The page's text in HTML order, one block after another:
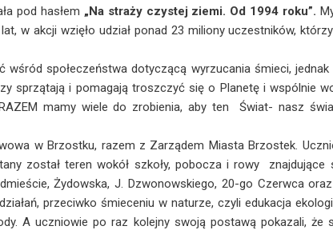
pod hasłem „Na straży czystej ziemi. Od 1994 roku”.
w akcji wzięło udział ponad 23 miliony uczestników,
społeczeństwa dotyczącą wyrzucania śmieci, jednak
sprzątają i pomagają troszczyć się o Planetę i wspólnie
mamy wiele do zrobienia, aby ten Świat- nasz
w Brzostku, razem z Zarządem Miasta Brzostek.
został teren wokół szkoły, pobocza i rowy
Żydowska, J. Dzwonowskiego, 20-go Czerwca
przeciwko śmieceniu w naturze, czyli edukacja
A uczniowie po raz kolejny swoją postawą pokazali, że